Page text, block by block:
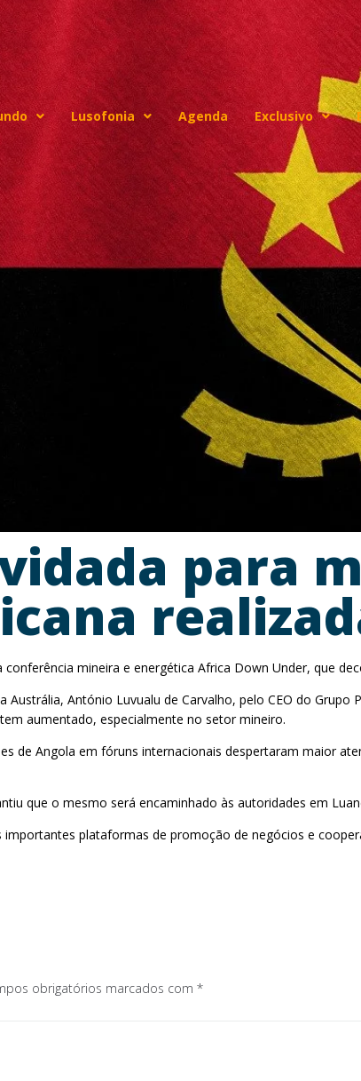
Lusofonia Agenda Exclusivo
para
mineira e energética Africa Down Under, que
António Luvualu de Carvalho, pelo CEO do
aumentado, especialmente no setor mineiro.
de Angola em fóruns internacionais despertaram maior
que o mesmo será encaminhado às autoridades em
plataformas de promoção de negócios e
obrigatórios marcados com *